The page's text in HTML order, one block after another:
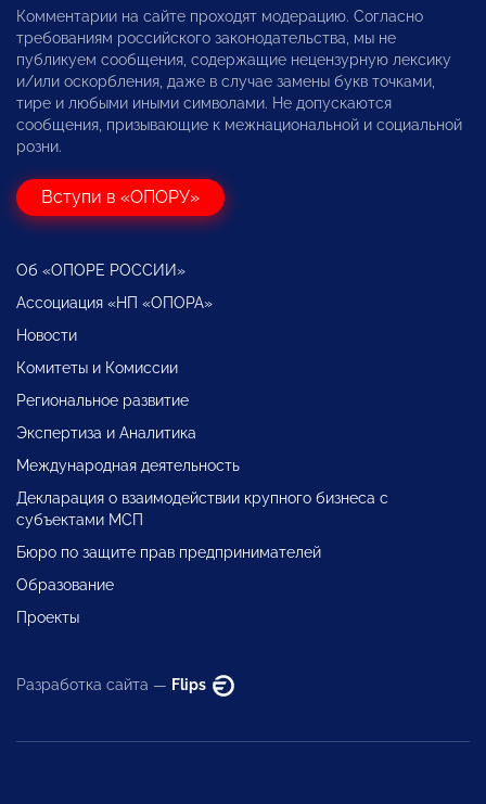
Комментарии на сайте проходят модерацию. Согласно
требованиям российского законодательства, мы не
публикуем сообщения, содержащие нецензурную лексику
и/или оскорбления, даже в случае замены букв точками,
тире и любыми иными символами. Не допускаются
сообщения, призывающие к межнациональной и социальной
розни.
Вступи в «ОПОРУ»
Об «ОПОРЕ РОССИИ»
Ассоциация «НП «ОПОРА»
Новости
Комитеты и Комиссии
Региональное развитие
Экспертиза и Аналитика
Международная деятельность
Декларация о взаимодействии крупного бизнеса с
субъектами МСП
Бюро по защите прав предпринимателей
Образование
Проекты
Разработка сайта — Flips